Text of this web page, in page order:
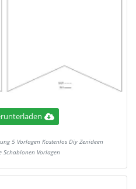
5 Vorlagen Kostenlos Diy Zenideen
Schablonen Vorlagen